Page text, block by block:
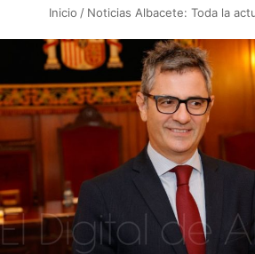
Inicio / Noticias Albacete: Toda la